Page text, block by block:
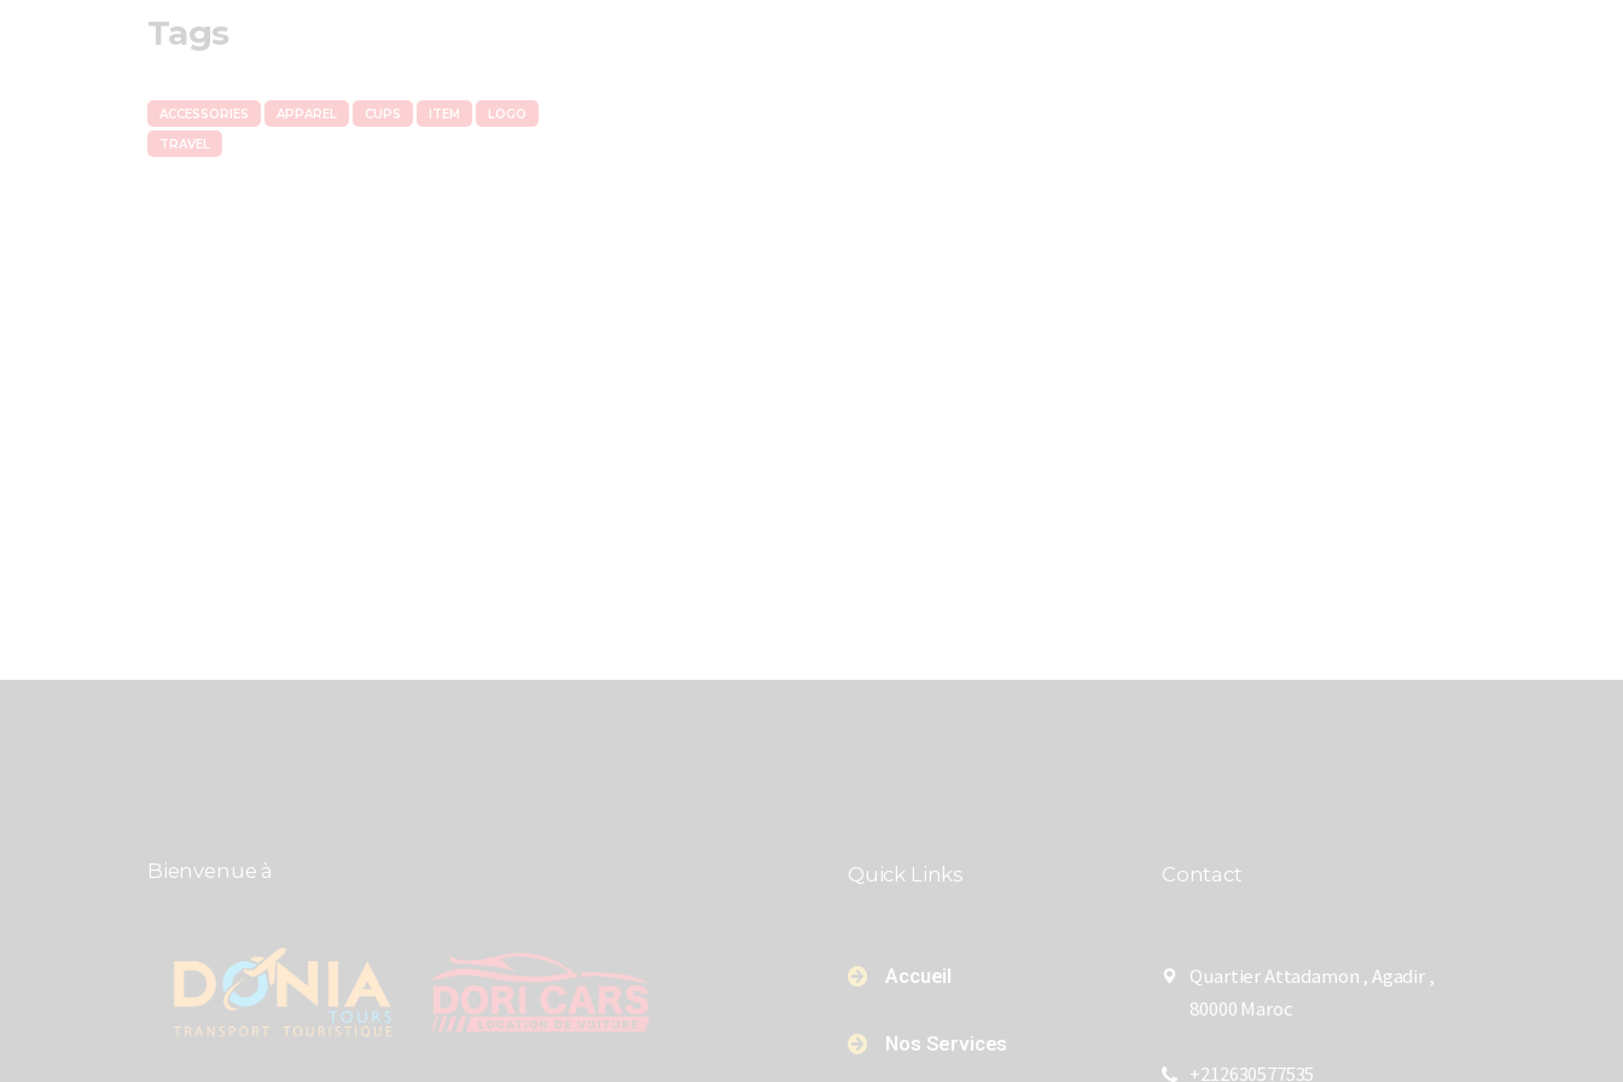
Tags
ACCESSORIES APPAREL CUPS ITEM
LOGO
TRAVEL
Bienvenue à Quick Links​​
Accueil
Nos Services
Contact
Quartier Attadamon , Agadir ,
80000 Maroc
+212630577535